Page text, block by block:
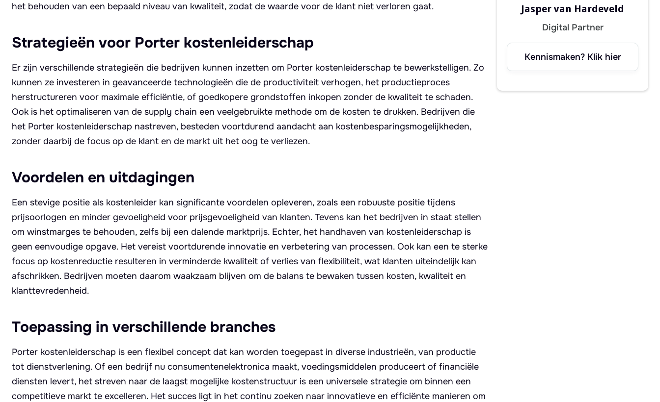
het behouden van een bepaald niveau van kwaliteit, zodat de waarde voor de klant niet verloren gaat.
Strategieën voor Porter kostenleiderschap
Er zijn verschillende strategieën die bedrijven kunnen inzetten om Porter kostenleiderschap te bewerkstelligen. Zo
kunnen ze investeren in geavanceerde technologieën die de productiviteit verhogen, het productieproces
herstructureren voor maximale efficiëntie, of goedkopere grondstoffen inkopen zonder de kwaliteit te schaden.
Ook is het optimaliseren van de supply chain een veelgebruikte methode om de kosten te drukken. Bedrijven die
het Porter kostenleiderschap nastreven, besteden voortdurend aandacht aan kostenbesparingsmogelijkheden,
zonder daarbij de focus op de klant en de markt uit het oog te verliezen.
Voordelen en uitdagingen
Een stevige positie als kostenleider kan significante voordelen opleveren, zoals een robuuste positie tijdens
prijsoorlogen en minder gevoeligheid voor prijsgevoeligheid van klanten. Tevens kan het bedrijven in staat stellen
om winstmarges te behouden, zelfs bij een dalende marktprijs. Echter, het handhaven van kostenleiderschap is
geen eenvoudige opgave. Het vereist voortdurende innovatie en verbetering van processen. Ook kan een te sterke
focus op kostenreductie resulteren in verminderde kwaliteit of verlies van flexibiliteit, wat klanten uiteindelijk kan
afschrikken. Bedrijven moeten daarom waakzaam blijven om de balans te bewaken tussen kosten, kwaliteit en
klanttevredenheid.
Toepassing in verschillende branches
Porter kostenleiderschap is een flexibel concept dat kan worden toegepast in diverse industrieën, van productie
tot dienstverlening. Of een bedrijf nu consumentenelektronica maakt, voedingsmiddelen produceert of financiële
diensten levert, het streven naar de laagst mogelijke kostenstructuur is een universele strategie om binnen een
competitieve markt te excelleren. Het succes ligt in het continu zoeken naar innovatieve en efficiënte manieren om
Jasper van Hardeveld
Digital Partner
Kennismaken? Klik hier